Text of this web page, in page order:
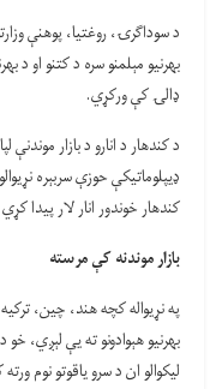
د سوداګرۍ، روغتیا، پوهنې
بهرنیو مېلمنو سره د کتنو او د
ډالۍ کې ورکړي.
د کندهار د انارو د بازار
کندهار خوندور انار لار پیدا
بازار موندنه کې مرسته
په نړیواله کچه هند، چین،
بهرنیو هېوادونو ته یې لېږي،
لیکوالو ان د سرو یاقوتو نوم